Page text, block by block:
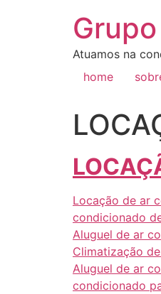
Atuamos na
home
Locação de ar
condicionado
Aluguel de ar
Climatização
Aluguel de ar
condicionado